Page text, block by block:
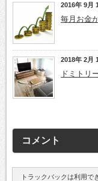
2016年 9月
毎月お金
2018年 2月
ドミトリ
コメント
トラックバックは利用で